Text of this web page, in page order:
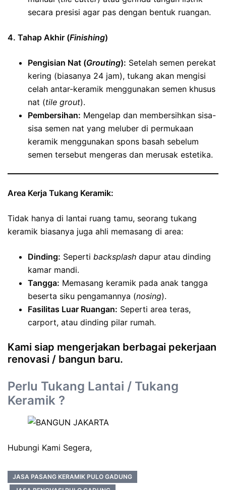
secara presisi agar pas dengan bentuk ruangan.
4. Tahap Akhir (Finishing)
Pengisian Nat (Grouting): Setelah semen perekat
kering (biasanya 24 jam), tukang akan mengisi
celah antar-keramik menggunakan semen khusus
nat (tile grout).
Pembersihan: Mengelap dan membersihkan sisa-
sisa semen nat yang meluber di permukaan
keramik menggunakan spons basah sebelum
semen tersebut mengeras dan merusak estetika.
Area Kerja Tukang Keramik:
Tidak hanya di lantai ruang tamu, seorang tukang
keramik biasanya juga ahli memasang di area:
Dinding: Seperti backsplash dapur atau dinding
kamar mandi.
Tangga: Memasang keramik pada anak tangga
beserta siku pengamannya (nosing).
Fasilitas Luar Ruangan: Seperti area teras,
carport, atau dinding pilar rumah.
Kami siap mengerjakan berbagai pekerjaan
renovasi / bangun baru.
Perlu Tukang Lantai / Tukang
Keramik ?
Hubungi Kami Segera,
JASA PASANG KERAMIK PULO GADUNG